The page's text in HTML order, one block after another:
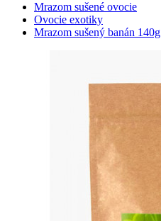
Mrazom sušené ovocie
Ovocie exotiky
Mrazom sušený banán 140g